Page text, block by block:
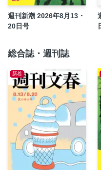
全知全脳／池谷裕二
掲示板
気になる一手／佐藤康光
和田式「ピンピンコロリ
黒い報告書
気になる一手その後（下
結婚
墓碑銘
ブックス
週刊新潮 2026年8月13・
20日号
総合誌・週刊誌
新着